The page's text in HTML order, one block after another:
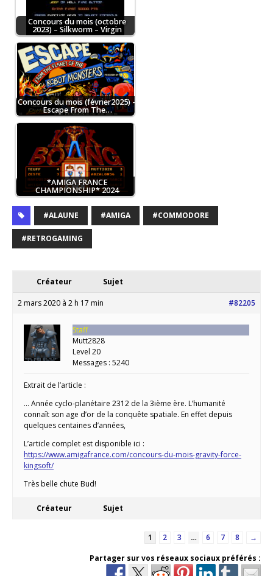
Concours du mois (octobre
2023) – Silkworm – Virgin
Concours du mois (février2025) –
Escape From The…
*AMIGA FRANCE
CHAMPIONSHIP* 2024
#ALAUNE #AMIGA #COMMODORE
#RETROGAMING
Créateur Sujet
2 mars 2020 à 2 h 17 min #82205
Staff
Mutt2828
Level 20
Messages : 5240
Extrait de l’article :
… Année cyclo-planétaire 2312 de la 3ième ère. L’humanité
connaît son age d’or de la conquête spatiale. En effet depuis
quelques centaines d’années,
L’article complet est disponible ici :
https://www.amigafrance.com/concours-du-mois-gravity-force-
kingsoft/
Très belle chute Bud!
Créateur Sujet
1 2 3 … 6 7 8
→
Partager sur vos réseaux sociaux préférés :